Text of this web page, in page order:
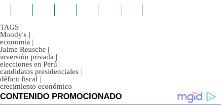
TAGS
Moody's |
economia |
Jaime Reusche |
inversión privada |
elecciones en Perú |
candidatos presidenciales |
déficit fiscal |
crecimiento económico